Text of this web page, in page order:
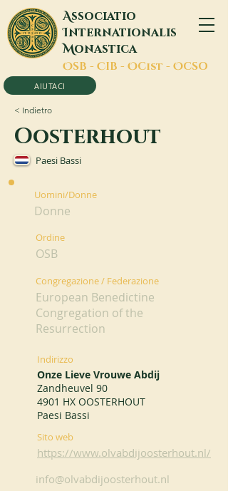
Associatio
Internationalis
Monastica
OSB - CIB - OCist - OCSO
AIUTACI
< Indietro
Oosterhout
Paesi Bassi
Uomini/Donne
Donne
Ordine
OSB
Congregazione / Federazione
European Benedictine
Congregation of the
Resurrection
Indirizzo
Onze Lieve Vrouwe Abdij
Zandheuvel 90
4901 HX OOSTERHOUT
Paesi Bassi
Sito web
https://www.olvabdijoosterhout.nl/
info@olvabdijoosterhout.nl